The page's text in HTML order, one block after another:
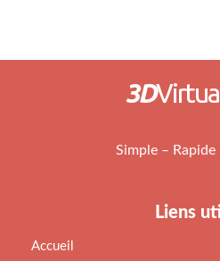
3D
Simple – Rapide
Liens
Accueil